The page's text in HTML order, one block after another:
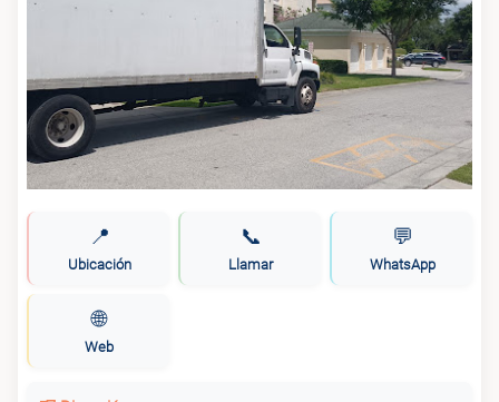
📍
Ubicación
📞
Llamar
💬
WhatsApp
🌐
Web